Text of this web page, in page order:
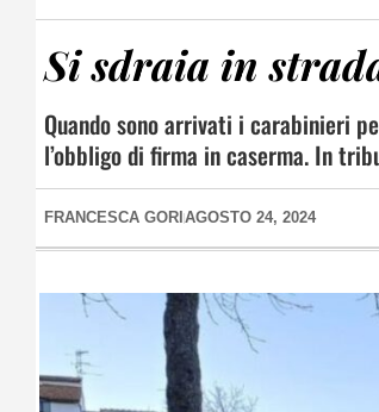
Si sdraia in
Quando sono arrivati i carabinieri
l’obbligo di firma in caserma. In
FRANCESCA GORI AGOSTO 24, 2024